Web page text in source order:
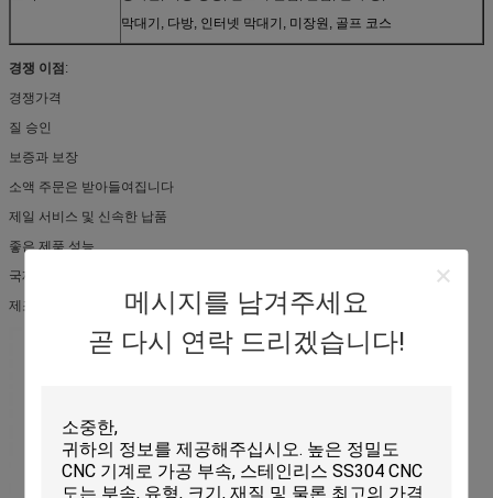
메시지를 남겨주세요
곧 다시 연락 드리겠습니다!
막대기, 다방, 인터넷 막대기, 미장원, 골프 코스
경쟁 이점:
경쟁가격
질 승인
보증과 보장
소액 주문은 받아들여집니다
제일 서비스 및 신속한 납품
좋은 제품 성능
국제적인 승인
제조자 부자 경험